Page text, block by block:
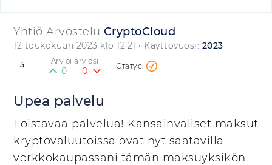
Yhtiö Arvostelu CryptoCloud
12 toukokuun 2023 klo 12:21 • Käyttövuosi: 2023
5 Arvioi arviosi
0 0
Upea palvelu
Loistavaa palvelua! Kansainväliset maksut
kryptovaluutoissa ovat nyt saatavilla
verkkokaupassani tämän maksuyksikön